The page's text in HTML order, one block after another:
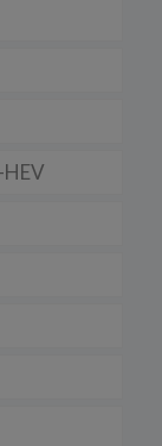
naszego
poprzez